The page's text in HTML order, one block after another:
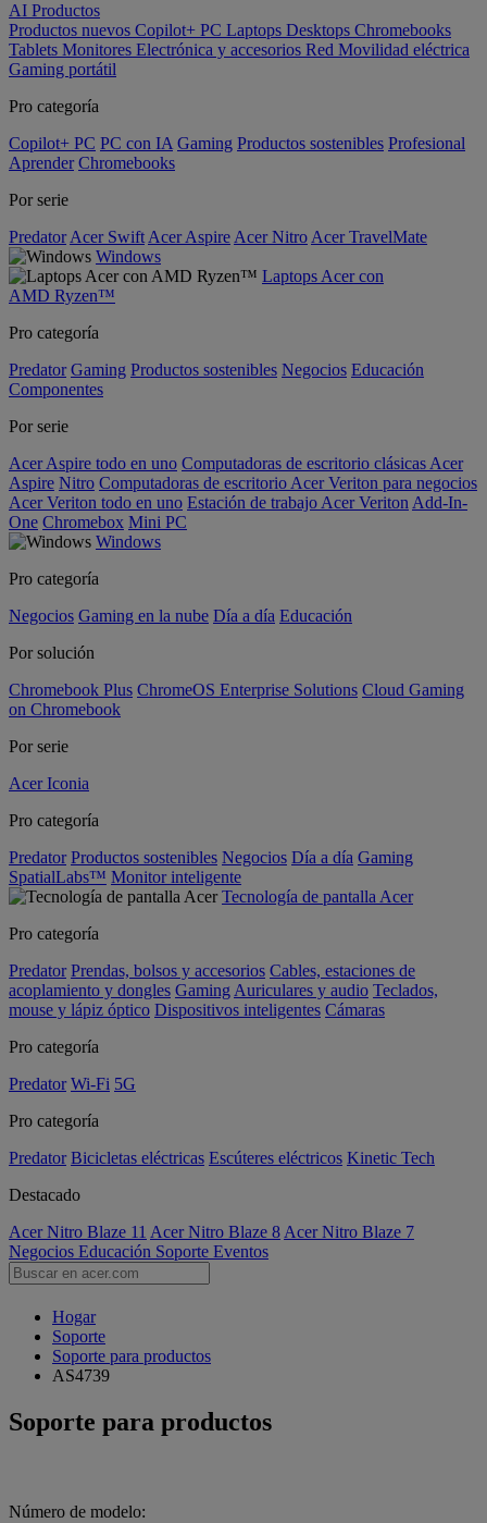
AI Productos
Productos nuevos Copilot+ PC Laptops Desktops Chromebooks
Tablets Monitores Electrónica y accesorios Red Movilidad eléctrica
Gaming portátil
Pro categoría
Copilot+ PC PC con IA Gaming Productos sostenibles Profesional
Aprender Chromebooks
Por serie
Predator Acer Swift Acer Aspire Acer Nitro Acer TravelMate
Windows
Laptops Acer con
AMD Ryzen™
Pro categoría
Predator Gaming Productos sostenibles Negocios Educación
Componentes
Por serie
Acer Aspire todo en uno Computadoras de escritorio clásicas Acer
Aspire Nitro Computadoras de escritorio Acer Veriton para negocios
Acer Veriton todo en uno Estación de trabajo Acer Veriton Add-In-
One Chromebox Mini PC
Windows
Pro categoría
Negocios Gaming en la nube Día a día Educación
Por solución
Chromebook Plus ChromeOS Enterprise Solutions Cloud Gaming
on Chromebook
Por serie
Acer Iconia
Pro categoría
Predator Productos sostenibles Negocios Día a día Gaming
SpatialLabs™ Monitor inteligente
Tecnología de pantalla Acer
Pro categoría
Predator Prendas, bolsos y accesorios Cables, estaciones de
acoplamiento y dongles Gaming Auriculares y audio Teclados,
mouse y lápiz óptico Dispositivos inteligentes Cámaras
Pro categoría
Predator Wi-Fi 5G
Pro categoría
Predator Bicicletas eléctricas Escúteres eléctricos Kinetic Tech
Destacado
Acer Nitro Blaze 11 Acer Nitro Blaze 8 Acer Nitro Blaze 7
Negocios Educación Soporte Eventos
Hogar
Soporte
Soporte para productos
AS4739
Soporte para productos
Número de modelo: